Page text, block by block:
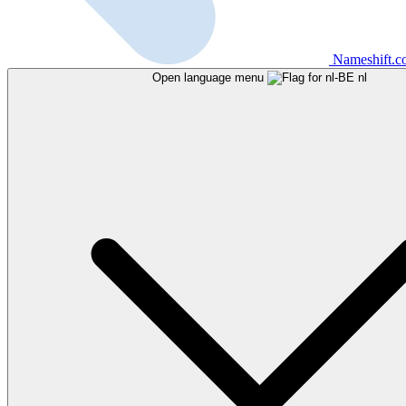
Open language menu nl